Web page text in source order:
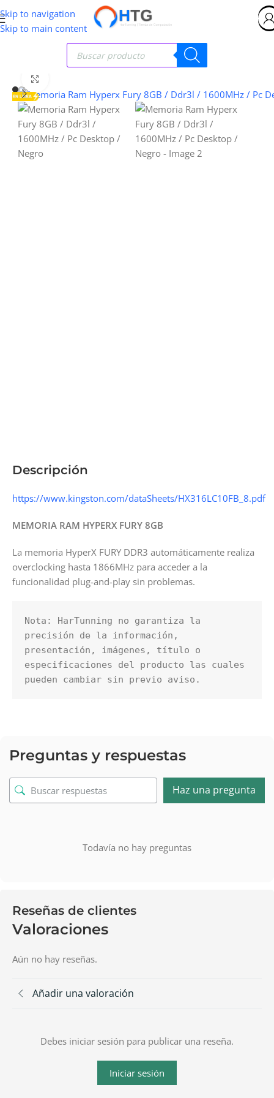
Skip to navigation
Skip to main content
Descripción
https://www.kingston.com/dataSheets/HX316LC10FB_8.pdf
MEMORIA RAM HYPERX FURY 8GB
La memoria HyperX FURY DDR3 automáticamente realiza
overclocking hasta 1866MHz para acceder a la
funcionalidad plug-and-play sin problemas.
Nota: HarTunning no garantiza la
precisión de la información,
presentación, imágenes, título o
especificaciones del producto las cuales
pueden cambiar sin previo aviso.
Preguntas y respuestas
Haz una pregunta
Todavía no hay preguntas
Reseñas de clientes
Valoraciones
Aún no hay reseñas.
Añadir una valoración
Debes iniciar sesión para publicar una reseña.
Iniciar sesión